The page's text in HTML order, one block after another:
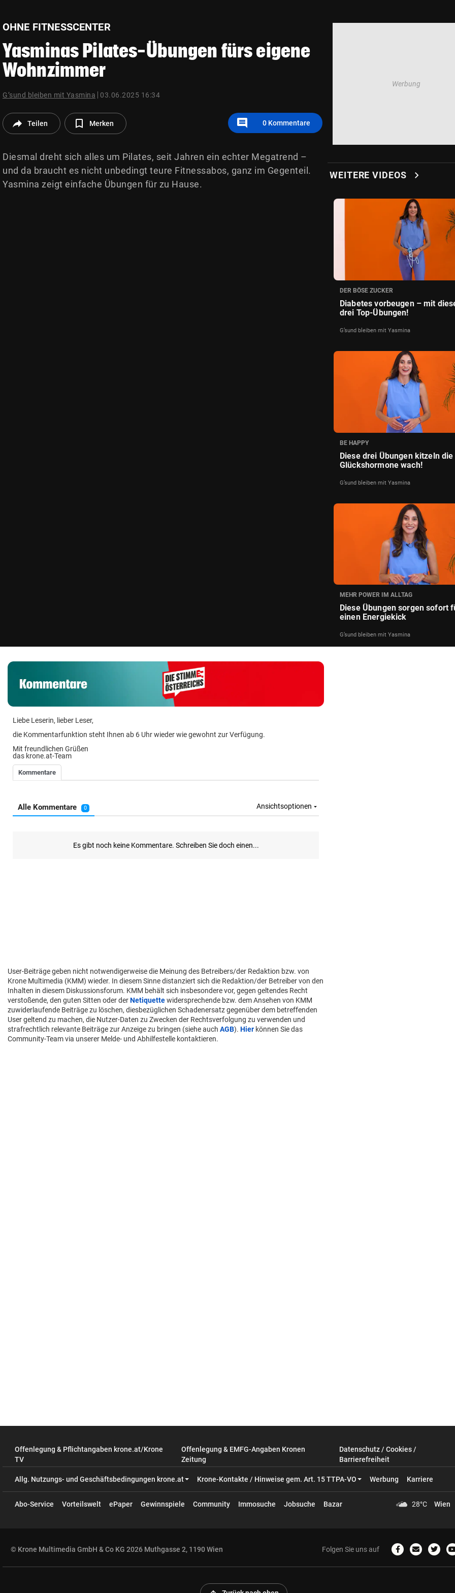
OHNE FITNESSCENTER
Yasminas Pilates-Übungen fürs eigene
Wohnzimmer
G’sund bleiben mit Yasmina 03.06.2025 16:34
Teilen Merken comment 0 Kommentare
Diesmal dreht sich alles um Pilates, seit Jahren ein echter Megatrend –
und da braucht es nicht unbedingt teure Fitnessabos, ganz im Gegenteil.
Yasmina zeigt einfache Übungen für zu Hause.
WEITERE VIDEOS chevron_right
DER BÖSE ZUCKER
Diabetes vorbeugen – mit
drei Top-Übungen!
G’sund bleiben mit Yasmina
BE HAPPY
Diese drei Übungen kitzeln die
Glückshormone wach!
G’sund bleiben mit Yasmina
MEHR POWER IM ALLTAG
Diese Übungen sorgen sofort
einen Energiekick
G’sund bleiben mit Yasmina
Liebe Leserin, lieber Leser,
die Kommentarfunktion steht Ihnen ab 6 Uhr wieder wie gewohnt zur Verfügung.
Mit freundlichen Grüßen
das krone.at-Team
User-Beiträge geben nicht notwendigerweise die Meinung des Betreibers/der Redaktion bzw. von
Krone Multimedia (KMM) wieder. In diesem Sinne distanziert sich die Redaktion/der Betreiber von den
Inhalten in diesem Diskussionsforum. KMM behält sich insbesondere vor, gegen geltendes Recht
verstoßende, den guten Sitten oder derNetiquettewidersprechende bzw. dem Ansehen von KMM
zuwiderlaufende Beiträge zu löschen, diesbezüglichen Schadenersatz gegenüber dem betreffenden
User geltend zu machen, die Nutzer-Daten zu Zwecken der Rechtsverfolgung zu verwenden und
strafrechtlich relevante Beiträge zur Anzeige zu bringen (siehe auch AGB). Hier können Sie das
Community-Team via unserer Melde- und Abhilfestelle kontaktieren.
Offenlegung & Pflichtangaben krone.at/Krone
TV
Offenlegung & EMFG-Angaben Kronen
Zeitung
Datenschutz / Cookies /
Barrierefreiheit
Allg. Nutzungs- und Geschäftsbedingungen krone.at Krone-Kontakte / Hinweise gem. Art. 15 TTPA-VO Werbung Karriere
Abo-Service Vorteilswelt ePaper Gewinnspiele Community Immosuche Jobsuche Bazar 28°C Wien
© Krone Multimedia GmbH & Co KG 2026 Muthgasse 2, 1190 Wien Folgen Sie uns auf
Zum
Facebook-
Email
schreiben
Zum